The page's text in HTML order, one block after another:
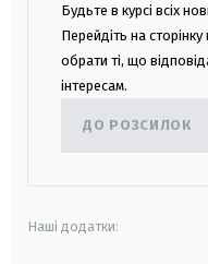
Будьте в курсі всіх
Перейдіть на
обрати ті, що
інтересам.
ДО РОЗСИЛОК
Наші додатки: